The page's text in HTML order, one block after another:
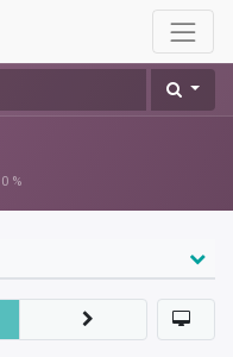
0 %